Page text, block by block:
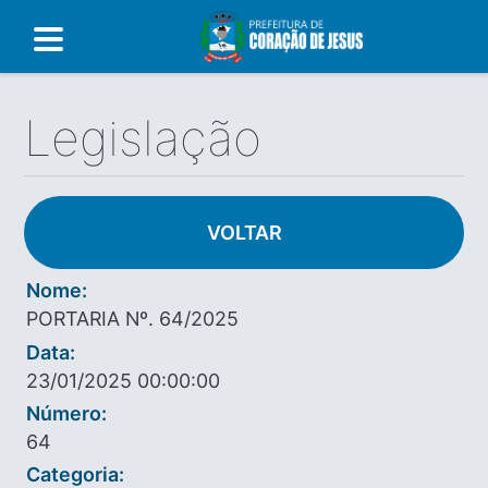
Legislação
VOLTAR
Nome:
PORTARIA Nº. 64/2025
Data:
23/01/2025 00:00:00
Número:
64
Categoria: